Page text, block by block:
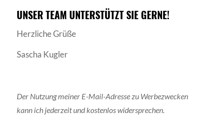
UNSER TEAM UNTERSTÜTZT SIE GERNE!
Herzliche Grüße
Sascha Kugler
Der Nutzung meiner E-Mail-Adresse zu Werbezwecken
kann ich jederzeit und kostenlos widersprechen.